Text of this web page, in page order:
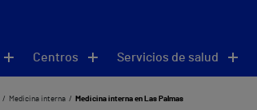
Centros Servicios de salud
Medicina interna Medicina interna en Las Palmas